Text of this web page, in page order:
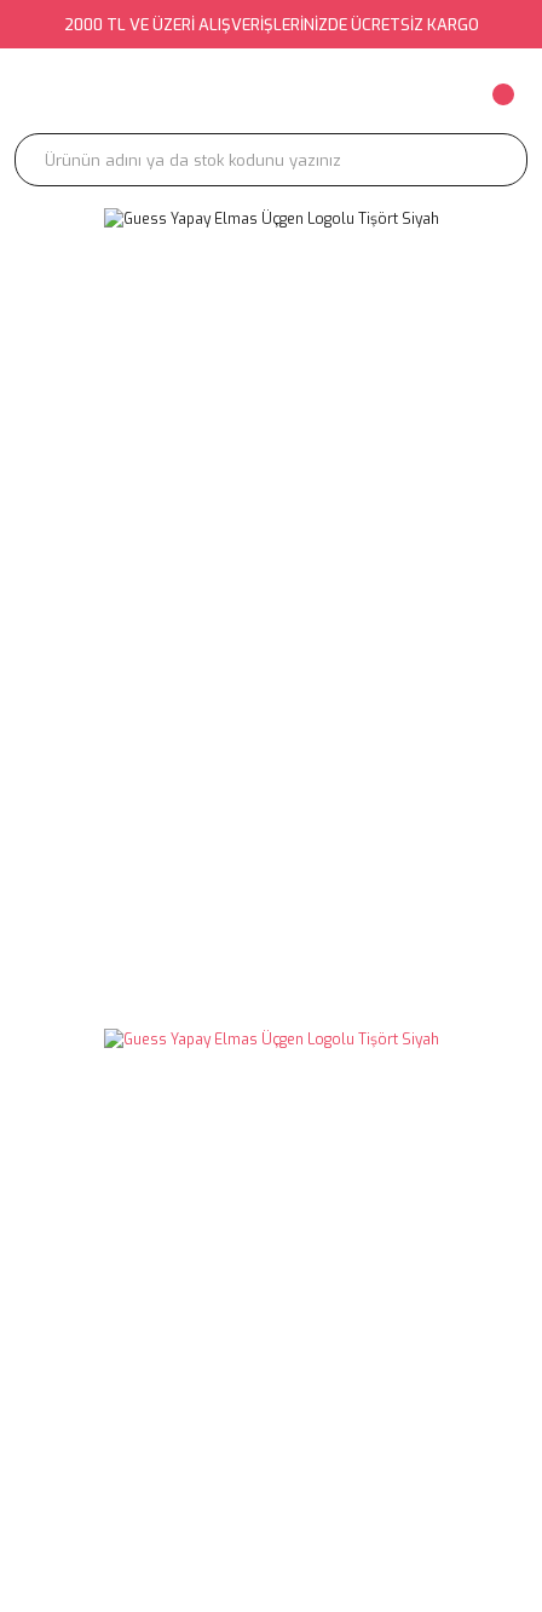
2000 TL VE ÜZERİ ALIŞVERİŞLERİNİZDE ÜCRETSİZ KARGO